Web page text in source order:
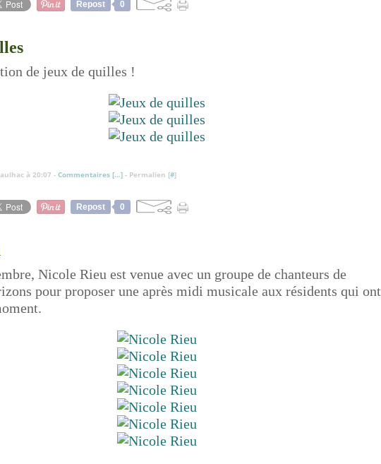
Repost
0
de jeux de quilles !
à 20:07 - Commentaires […] - Permalien [#]
Repost
0
Nicole Rieu est venue avec un groupe de chanteurs de
pour proposer une après midi musicale aux résidents qui ont